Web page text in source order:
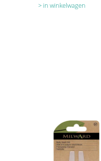
in winkelwagen